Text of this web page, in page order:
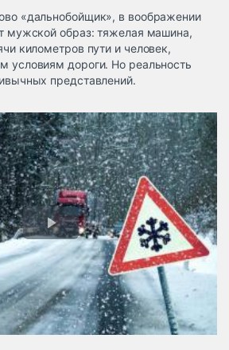
грузовые
терминалы
Коммерческий
транспорт
Автосервис,
запчасти, шины
Топливо, масла и
автохимия
Дзен
«дальнобойщик», в воображении
мужской образ: тяжелая машина,
километров пути и человек,
условиям дороги. Но реальность
представлений.